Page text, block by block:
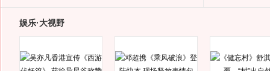
娱乐·大视野